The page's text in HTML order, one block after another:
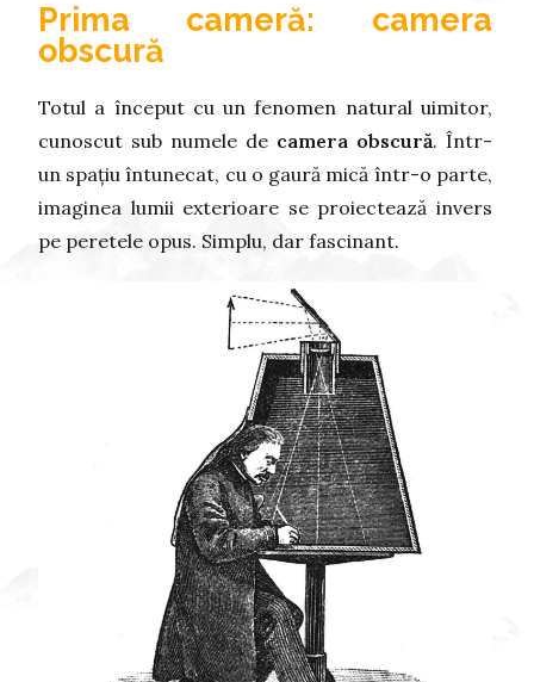
Prima cameră: camera
obscură
Totul a început cu un fenomen natural uimitor,
cunoscut sub numele de camera obscură. Într-
un spațiu întunecat, cu o gaură mică într-o parte,
imaginea lumii exterioare se proiectează invers
pe peretele opus. Simplu, dar fascinant.